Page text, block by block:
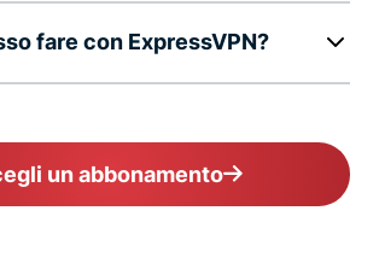
fare con ExpressVPN?
un abbonamento